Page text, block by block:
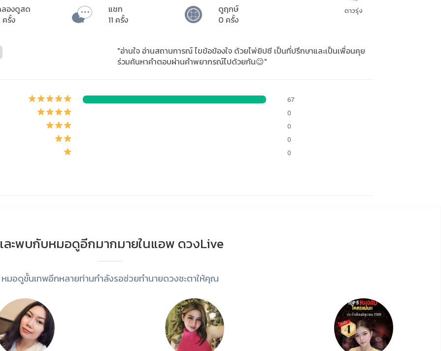
องดูสด
ครั้ง
แชท
11 ครั้ง
ดูฤกษ์
0 ครั้ง
ดาวรุ่ง
"อ่านใจ อ่านสถานการณ์ ไขข้อข้องใจ ด้วยไพ่ยิปซี เป็นที่ปรึกษาและเป็นเพื่อนคุย
ร่วมค้นหาคำตอบผ่านคำพยากรณ์ไปด้วยกัน😉"
67
0
0
0
0
ละพบกับหมอดูอีกมากมายในแอพ ดวงLive
หมอดูขั้นเทพอีกหลายท่านกำลังรอช่วยทำนายดวงชะตาให้คุณ